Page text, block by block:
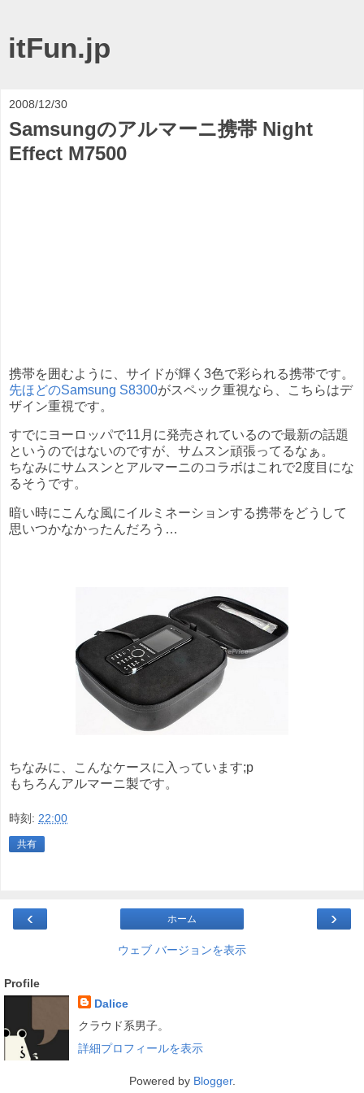
itFun.jp
2008/12/30
Samsungのアルマーニ携帯 Night
Effect M7500
携帯を囲むように、サイドが輝く3色で彩られる携帯です。
先ほどのSamsung S8300がスペック重視なら、こちらはデ
ザイン重視です。
すでにヨーロッパで11月に発売されているので最新の話題
というのではないのですが、サムスン頑張ってるなぁ。
ちなみにサムスンとアルマーニのコラボはこれで2度目にな
るそうです。
暗い時にこんな風にイルミネーションする携帯をどうして
思いつかなかったんだろう…
ちなみに、こんなケースに入っています;p
もちろんアルマーニ製です。
時刻: 22:00
共有
‹ ›
ホーム
ウェブ バージョンを表示
Profile
Dalice
クラウド系男子。
詳細プロフィールを表示
Powered by Blogger.